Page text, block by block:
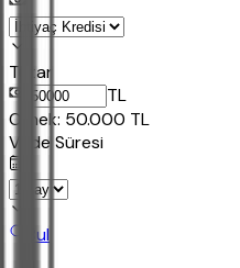
Tutar
TL
Ornek: 50.000 TL
Vade Süresi
Bul